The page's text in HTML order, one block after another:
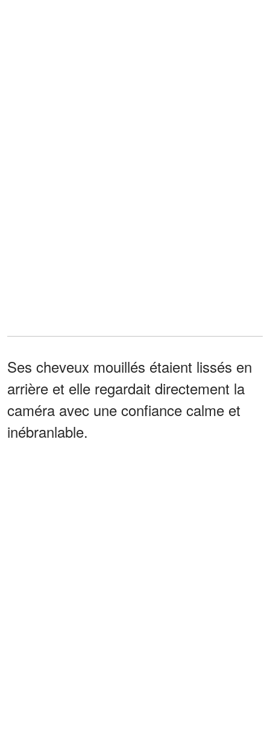
Ses cheveux mouillés étaient lissés en
arrière et elle regardait directement la
caméra avec une confiance calme et
inébranlable.